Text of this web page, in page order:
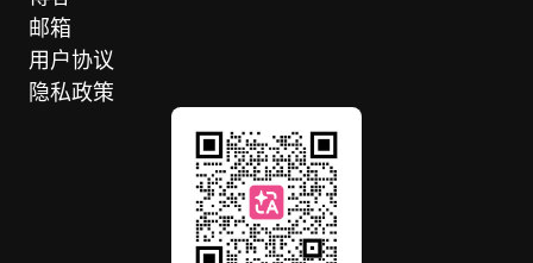
邮箱
用户协议
隐私政策